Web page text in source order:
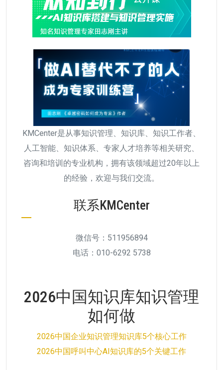
KMCenter是从事知识管理、知识库、知识工作者、
人工智能、知识体系、专家人才培养等相关研究、
咨询和培训的专业机构，拥有该领域超过20年以上
的经验，欢迎与我们交流。
联系KMCenter
微信号：511956894
电话：010-6292 5738
2026中国知识库知识管理
如何做
2026中国企业知识管理知识库5个核心工作
2026中国呼叫中心AI知识库的5个关键工作